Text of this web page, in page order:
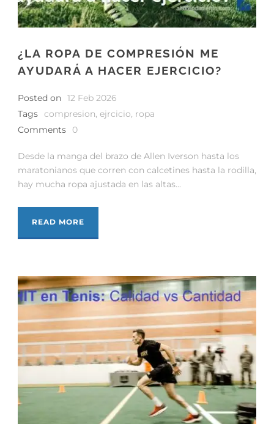
¿LA ROPA DE COMPRESIÓN ME
AYUDARÁ A HACER EJERCICIO?
Posted on 12 Feb 2026
Tags compresion, ejrcicio, ropa
Comments
0
Desde la manga del brazo de Allen Iverson hasta los
maratonianos que corren con calcetines hasta la rodilla,
hay mucha ropa ajustada en las altas...
READ MORE